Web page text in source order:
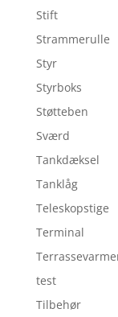
Stift
Strammerulle
Styr
Styrboks
Støtteben
Sværd
Tankdæksel
Tanklåg
Teleskopstige
Terminal
test
Tilbehør